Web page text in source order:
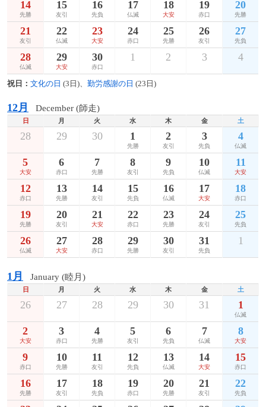
14
先勝
15
友引
16
先負
17
仏滅
18
大安
19
赤口
20
先勝
21
友引
22
仏滅
23
大安
24
赤口
25
先勝
26
友引
27
先負
28
仏滅
29
大安
30
赤口
1 2 3 4
祝日： 文化の日 (3日)、 勤労感謝の日 (23日)
12月 December (師走)
日 月 火 水 木 金 土
28 29 30 1
先勝
2
友引
3
先負
4
仏滅
5
大安
6
赤口
7
先勝
8
友引
9
先負
10
仏滅
11
大安
12
赤口
13
先勝
14
友引
15
先負
16
仏滅
17
大安
18
赤口
19
先勝
20
友引
21
大安
22
赤口
23
先勝
24
友引
25
先負
26
仏滅
27
大安
28
赤口
29
先勝
30
友引
31
先負
1
1月 January (睦月)
日 月 火 水 木 金 土
26 27 28 29 30 31 1
仏滅
2
大安
3
赤口
4
先勝
5
友引
6
先負
7
仏滅
8
大安
9
赤口
10
先勝
11
友引
12
先負
13
仏滅
14
大安
15
赤口
16
先勝
17
友引
18
先負
19
赤口
20
先勝
21
友引
22
先負